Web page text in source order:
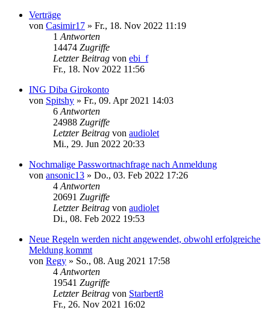
Verträge
von Casimir17 » Fr., 18. Nov 2022 11:19
1 Antworten
14474 Zugriffe
Letzter Beitrag von ebi_f
Fr., 18. Nov 2022 11:56
ING Diba Girokonto
von Spitshy » Fr., 09. Apr 2021 14:03
6 Antworten
24988 Zugriffe
Letzter Beitrag von audiolet
Mi., 29. Jun 2022 20:33
Nochmalige Passwortnachfrage nach Anmeldung
von ansonic13 » Do., 03. Feb 2022 17:26
4 Antworten
20691 Zugriffe
Letzter Beitrag von audiolet
Di., 08. Feb 2022 19:53
Neue Regeln werden nicht angewendet, obwohl erfolgreiche
Meldung kommt
von Regy » So., 08. Aug 2021 17:58
4 Antworten
19541 Zugriffe
Letzter Beitrag von Starbert8
Fr., 26. Nov 2021 16:02